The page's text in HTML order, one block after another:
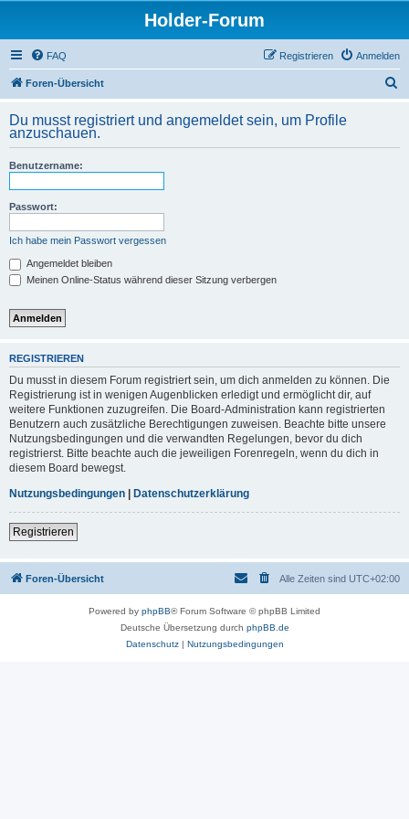
Holder-Forum
FAQ Anmelden
Registrieren
Foren-Übersicht
h
Du musst registriert und angemeldet sein, um Profile
anzuschauen.
Benutzername:
Passwort:
Ich habe mein Passwort vergessen
Angemeldet bleiben
Meinen Online-Status während dieser Sitzung verbergen
REGISTRIEREN
Du musst in diesem Forum registriert sein, um dich anmelden zu können. Die
Registrierung ist in wenigen Augenblicken erledigt und ermöglicht dir, auf
weitere Funktionen zuzugreifen. Die Board-Administration kann registrierten
Benutzern auch zusätzliche Berechtigungen zuweisen. Beachte bitte unsere
Nutzungsbedingungen und die verwandten Regelungen, bevor du dich
registrierst. Bitte beachte auch die jeweiligen Forenregeln, wenn du dich in
diesem Board bewegst.
Nutzungsbedingungen | Datenschutzerklärung
Registrieren
Foren-Übersicht Alle Zeiten sind UTC+02:00
Powered by phpBB® Forum Software © phpBB Limited
Deutsche Übersetzung durch phpBB.de
Datenschutz| Nutzungsbedingungen